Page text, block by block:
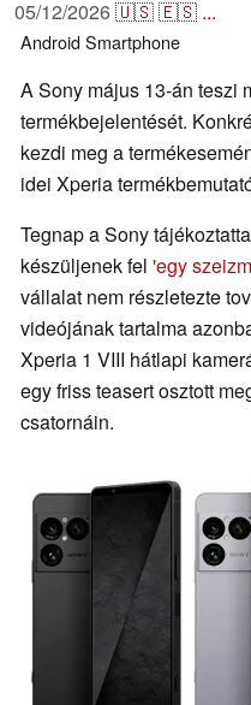
05/12/2026🇺🇸🇪🇸 ...
AndroidSmartphone
A Sony május 13-án teszi
termékbejelentését.
kezdi meg a
idei Xperia
Tegnap a Sony
készüljenek fel 'egy
vállalat nem részletezte
videójának tartalma
Xperia 1 VIII hátlapi
egy friss teasert osztott
csatornáin.